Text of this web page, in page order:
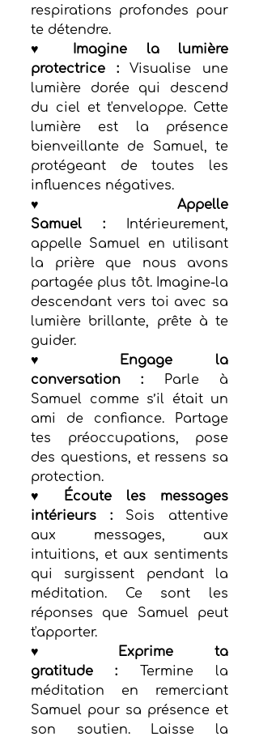
respirations profondes pour
te détendre.
♥ Imagine la lumière
protectrice : Visualise une
lumière dorée qui descend
du ciel et t'enveloppe. Cette
lumière est la présence
bienveillante de Samuel, te
protégeant de toutes les
influences négatives.
♥ Appelle
Samuel : Intérieurement,
appelle Samuel en utilisant
la prière que nous avons
partagée plus tôt. Imagine-la
descendant vers toi avec sa
lumière brillante, prête à te
guider.
♥ Engage la
conversation : Parle à
Samuel comme s’il était un
ami de confiance. Partage
tes préoccupations, pose
des questions, et ressens sa
protection.
♥ Écoute les messages
intérieurs : Sois attentive
aux messages, aux
intuitions, et aux sentiments
qui surgissent pendant la
méditation. Ce sont les
réponses que Samuel peut
t'apporter.
♥ Exprime ta
gratitude : Termine la
méditation en remerciant
Samuel pour sa présence et
son soutien. Laisse la